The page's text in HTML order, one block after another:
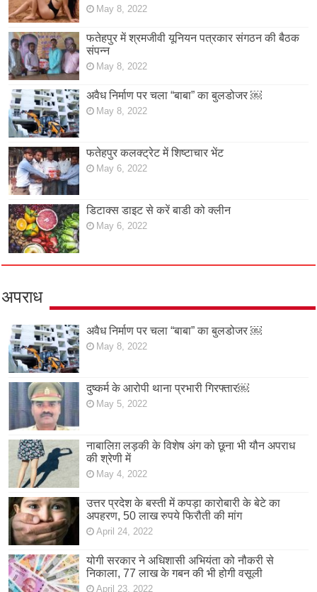
May 8, 2022
फतेहपुर में श्रमजीवी यूनियन पत्रकार संगठन की बैठक
संपन्न
May 8, 2022
अवैध निर्माण पर चला “बाबा” का बुलडोजर ￼
May 8, 2022
फतेहपुर कलक्ट्रेट में शिष्टाचार भेंट
May 6, 2022
डिटाक्स डाइट से करें बाडी को क्लीन
May 6, 2022
अपराध
अवैध निर्माण पर चला “बाबा” का बुलडोजर ￼
May 8, 2022
दुष्कर्म के आरोपी थाना प्रभारी गिरफ्तार￼
May 5, 2022
नाबालिग़ लड़की के विशेष अंग को छूना भी यौन अपराध
की श्रेणी में
May 4, 2022
उत्तर प्रदेश के बस्ती में कपड़ा कारोबारी के बेटे का
अपहरण, 50 लाख रुपये फिरौती की मांग
April 24, 2022
योगी सरकार ने अधिशासी अभियंता को नौकरी से
निकाला, 77 लाख के गबन की भी होगी वसूली
April 23, 2022